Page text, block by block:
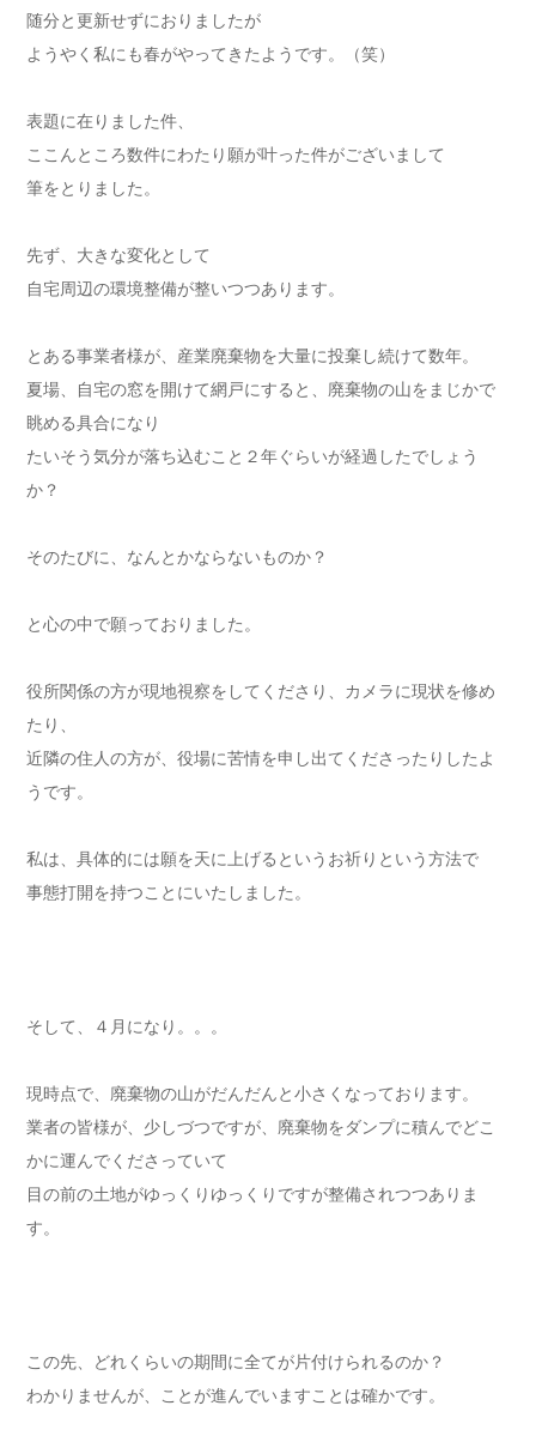
随分と更新せずにおりましたが
ようやく私にも春がやってきたようです。（笑）
表題に在りました件、
ここんところ数件にわたり願が叶った件がございまして
筆をとりました。
先ず、大きな変化として
自宅周辺の環境整備が整いつつあります。
とある事業者様が、産業廃棄物を大量に投棄し続けて数年。
夏場、自宅の窓を開けて網戸にすると、廃棄物の山をまじかで
眺める具合になり
たいそう気分が落ち込むこと２年ぐらいが経過したでしょう
か？
そのたびに、なんとかならないものか？
と心の中で願っておりました。
役所関係の方が現地視察をしてくださり、カメラに現状を修め
たり、
近隣の住人の方が、役場に苦情を申し出てくださったりしたよ
うです。
私は、具体的には願を天に上げるというお祈りという方法で
事態打開を持つことにいたしました。
そして、４月になり。。。
現時点で、廃棄物の山がだんだんと小さくなっております。
業者の皆様が、少しづつですが、廃棄物をダンプに積んでどこ
かに運んでくださっていて
目の前の土地がゆっくりゆっくりですが整備されつつありま
す。
この先、どれくらいの期間に全てが片付けられるのか？
わかりませんが、ことが進んでいますことは確かです。